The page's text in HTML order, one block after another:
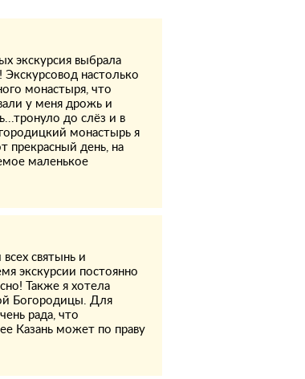
экскурсия выбрала
настолько
монастыря, что
у меня дрожь и
до слёз и в
монастырь я
прекрасный день, на
маленькое
святынь и
экскурсии постоянно
Также я хотела
Богородицы. Для
рада, что
Казань может по праву